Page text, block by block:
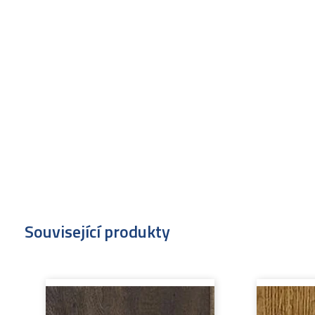
Související produkty